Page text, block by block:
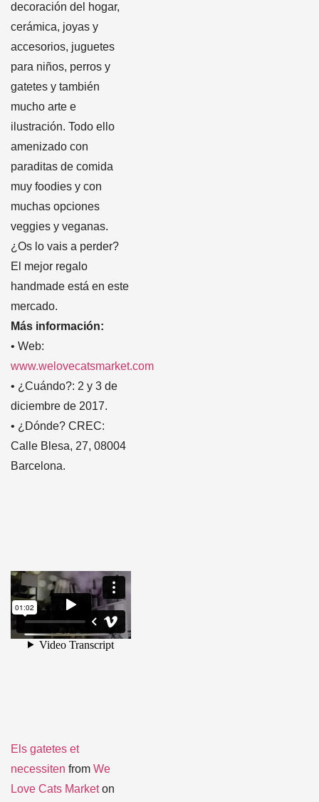
decoración del hogar,
cerámica, joyas y
accesorios, juguetes
para niños, perros y
gatetes y también
mucho arte e
ilustración. Todo ello
amenizado con
paraditas de comida
muy foodies y con
muchas opciones
veggies y veganas.
¿Os lo vais a perder?
El mejor regalo
handmade está en este
mercado.
Más información:
• Web:
www.welovecatsmarket.com
• ¿Cuándo?: 2 y 3 de
diciembre de 2017.
• ¿Dónde? CREC:
Calle Blesa, 27, 08004
Barcelona.
Els gatetes et
necessiten from We
Love Cats Marketon